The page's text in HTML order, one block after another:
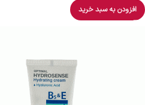
افزودن به سبد خرید